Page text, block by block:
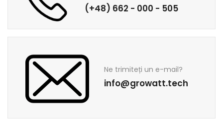
(+48) 662 - 000 - 505
Ne trimiteți un e-mail?
info@growatt.tech